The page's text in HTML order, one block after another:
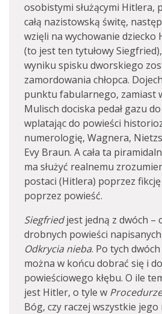
osobistymi służącymi Hitlera,
całą nazistowską świtę,
wzięli na wychowanie dziecko
(to jest ten tytułowy
wyniku spisku dworskiego
zamordowania chłopca.
punktu fabularnego, zamiast
Mulisch dociska pedał gazu
wplatając do powieści
numerologię, Wagnera,
Evy Braun. A cała ta
ma służyć realnemu
postaci (Hitlera) poprzez
poprzez powieść.
Siegfriedjest jedną z dwóch –
drobnych powieści
Odkrycia nieba. Po tych
można w końcu dobrać się i
powieściowego kłębu. O ile
jest Hitler, o tyle w Procedurze
Bóg, czy raczej wszystkie jego